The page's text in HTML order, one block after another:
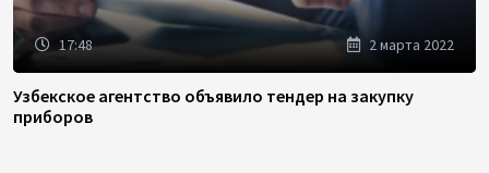
17:48 2 марта 2022
Узбекское агентство объявило тендер на закупку
приборов